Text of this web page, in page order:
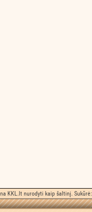
KKL.lt nurodyti kaip šaltinį. Sukūrė: